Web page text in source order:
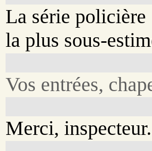
La série policière
la plus sous-
Vos entrées,
Merci, inspecteur.